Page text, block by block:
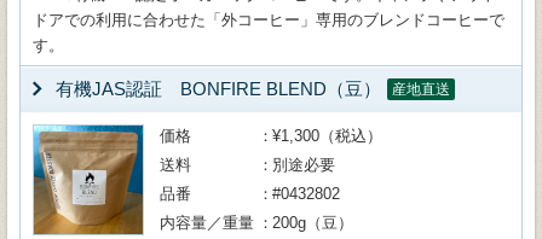
ドアでの利用に合わせた「外コーヒー」専用のブレンドコーヒーで
す。
有機JAS認証 BONFIRE BLEND（豆） 産地直送
価格
¥1,300（税込）
送料
別途必要
品番
#0432802
内容量／重量
200g（豆）